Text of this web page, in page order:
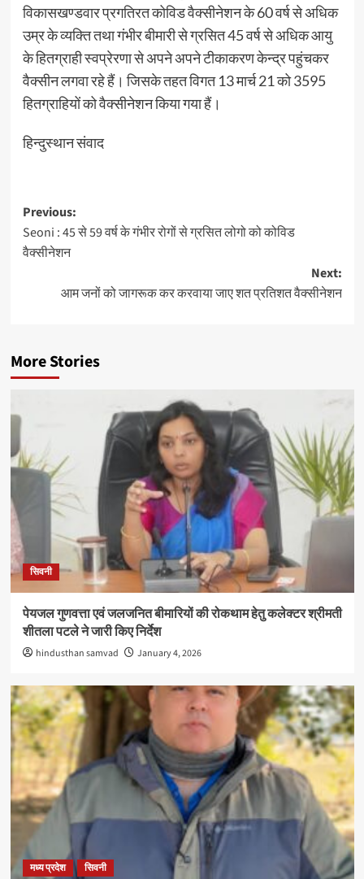
विकासखण्डवार प्रगतिरत कोविड वैक्सीनेशन के 60 वर्ष से अधिक
उम्र के व्यक्ति तथा गंभीर बीमारी से ग्रसित 45 वर्ष से अधिक आयु
के हितग्राही स्वप्रेरणा से अपने अपने टीकाकरण केन्द्र पहुंचकर
वैक्सीन लगवा रहे हैं। जिसके तहत विगत 13 मार्च 21 को 3595
हितग्राहियों को वैक्सीनेशन किया गया हैं।
हिन्दुस्थान संवाद
Post
navigation
Previous:
Seoni : 45 से 59 वर्ष के गंभीर रोगों से ग्रसित लोगो को कोविड
वैक्सीनेशन
Next:
आम जनों को जागरूक कर करवाया जाए शत प्रतिशत वैक्सीनेशन
More Stories
सिवनी
पेयजल गुणवत्ता एवं जलजनित बीमारियों की रोकथाम हेतु कलेक्टर श्रीमती
शीतला पटले ने जारी किए निर्देश
hindusthan samvad January 4, 2026
मध्य प्रदेश सिवनी